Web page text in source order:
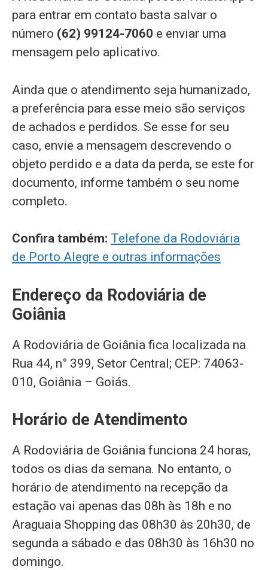
para entrar em contato basta salvar o
número (62) 99124-7060 e enviar uma
mensagem pelo aplicativo.
Ainda que o atendimento seja humanizado,
a preferência para esse meio são serviços
de achados e perdidos. Se esse for seu
caso, envie a mensagem descrevendo o
objeto perdido e a data da perda, se este for
documento, informe também o seu nome
completo.
Confira também: Telefone da Rodoviária
de Porto Alegre e outras informações
Endereço da Rodoviária de
Goiânia
A Rodoviária de Goiânia fica localizada na
Rua 44, n° 399, Setor Central; CEP: 74063-
010, Goiânia – Goiás.
Horário de Atendimento
A Rodoviária de Goiânia funciona 24 horas,
todos os dias da semana. No entanto, o
horário de atendimento na recepção da
estação vai apenas das 08h às 18h e no
Araguaia Shopping das 08h30 às 20h30, de
segunda a sábado e das 08h30 às 16h30 no
domingo.